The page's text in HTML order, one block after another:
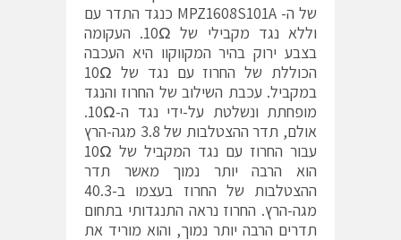
של ה- MPZ1608S101A כנגד התדר עם
וללא נגד מקבילי של 10Ω. העקומה
בצבע ירוק בהיר המקווקוו היא העכבה
הכוללת של החרוז עם נגד של 10Ω
במקביל. עכבת השילוב של החרוז והנגד
מופחתת ונשלטת על-ידי נגד ה-10Ω.
אולם, תדר ההצטלבות של 3.8 מגה-הרץ
עבור החרוז עם נגד המקביל של 10Ω
הוא הרבה יותר נמוך מאשר תדר
ההצטלבות של החרוז בעצמו ב-40.3
מגה-הרץ. החרוז נראה התנגדותי בתחום
תדרים הרבה יותר נמוך, והוא מוריד את